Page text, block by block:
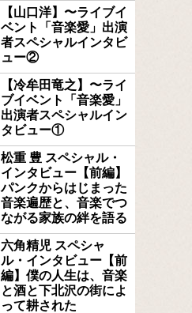
【山口洋】〜ライブイ
ベント「音楽愛」出演
者スペシャルインタビ
ュー②
【冷牟田竜之】〜ライ
ブイベント「音楽愛」
出演者スペシャルイン
タビュー①
松重 豊 スペシャル・
インタビュー【前編】
パンクからはじまった
音楽遍歴と、音楽でつ
ながる家族の絆を語る
六角精児 スペシャ
ル・インタビュー【前
編】僕の人生は、音楽
と酒と下北沢の街によ
って耕された